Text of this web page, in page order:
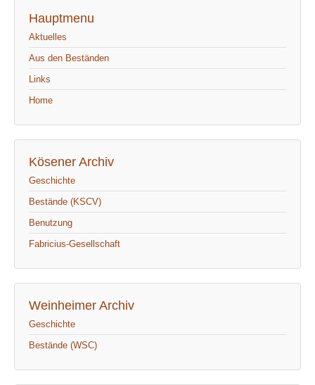
Hauptmenu
Aktuelles
Aus den Beständen
Links
Home
Kösener Archiv
Geschichte
Bestände (KSCV)
Benutzung
Fabricius-Gesellschaft
Weinheimer Archiv
Geschichte
Bestände (WSC)